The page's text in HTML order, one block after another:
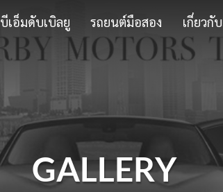
บีเอ็มดับเบิลยู รถยนต์มือสอง เกี่ยวกับ
GALLERY